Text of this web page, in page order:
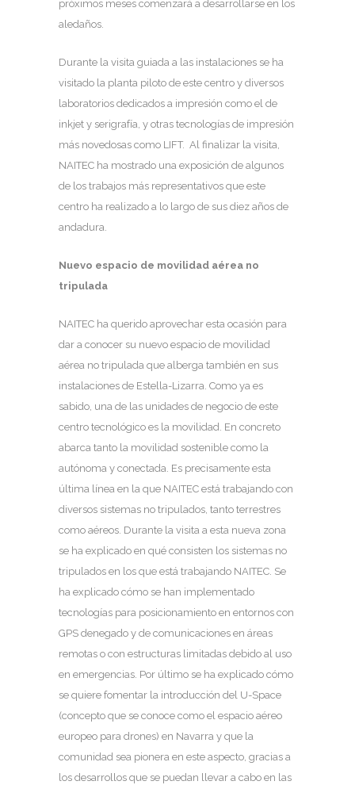
próximos meses comenzará a desarrollarse en los
aledaños.
Durante la visita guiada a las instalaciones se ha
visitado la planta piloto de este centro y diversos
laboratorios dedicados a impresión como el de
inkjet y serigrafía, y otras tecnologías de impresión
más novedosas como LIFT. Al finalizar la visita,
NAITEC ha mostrado una exposición de algunos
de los trabajos más representativos que este
centro ha realizado a lo largo de sus diez años de
andadura.
Nuevo espacio de movilidad aérea no
tripulada
NAITEC ha querido aprovechar esta ocasión para
dar a conocer su nuevo espacio de movilidad
aérea no tripulada que alberga también en sus
instalaciones de Estella-Lizarra. Como ya es
sabido, una de las unidades de negocio de este
centro tecnológico es la movilidad. En concreto
abarca tanto la movilidad sostenible como la
autónoma y conectada. Es precisamente esta
última línea en la que NAITEC está trabajando con
diversos sistemas no tripulados, tanto terrestres
como aéreos. Durante la visita a esta nueva zona
se ha explicado en qué consisten los sistemas no
tripulados en los que está trabajando NAITEC. Se
ha explicado cómo se han implementado
tecnologías para posicionamiento en entornos con
GPS denegado y de comunicaciones en áreas
remotas o con estructuras limitadas debido al uso
en emergencias. Por último se ha explicado cómo
se quiere fomentar la introducción del U-Space
(concepto que se conoce como el espacio aéreo
europeo para drones) en Navarra y que la
comunidad sea pionera en este aspecto, gracias a
los desarrollos que se puedan llevar a cabo en las